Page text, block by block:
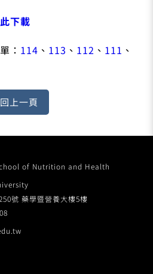
下載
： 114 、 113 、 112 、 111 、
of Nutrition and Health
號 藥學暨營養大樓5樓